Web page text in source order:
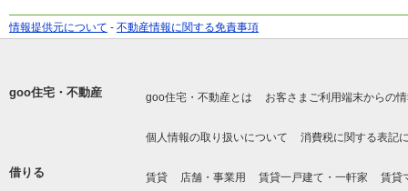
情報提供元について - 不動産情報に関する免責事項
goo住宅・不動産 goo住宅・不動産とは お客さまご利用端末からの
個人情報の取り扱いについて 消費税に関する表記
借りる 賃貸 店舗・事業用 賃貸一戸建て・一軒家 賃貸